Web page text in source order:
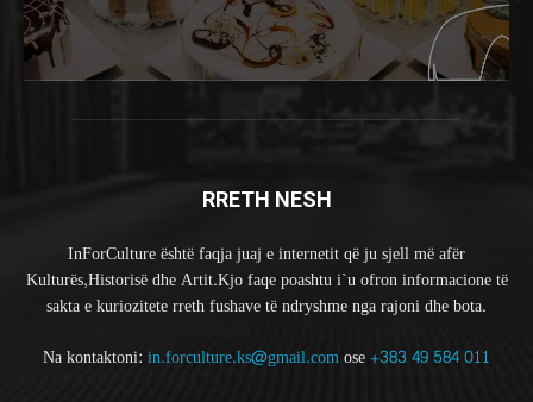
RRETH NESH
InForCulture është faqja juaj e internetit që ju sjell më afër
Kulturës,Historisë dhe Artit.Kjo faqe poashtu i`u ofron informacione të
sakta e kuriozitete rreth fushave të ndryshme nga rajoni dhe bota.
Na kontaktoni: in.forculture.ks@gmail.comose+383 49 584 011